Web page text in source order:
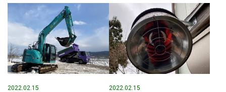
2022.02.15
2022.02.15
アクセス
SDGsの取組
事業内容